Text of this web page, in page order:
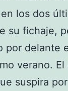
los dos
su fichaje,
por delante
verano.
suspira